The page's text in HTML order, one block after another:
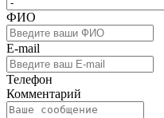
ФИО
E-mail
Телефон
Комментарий